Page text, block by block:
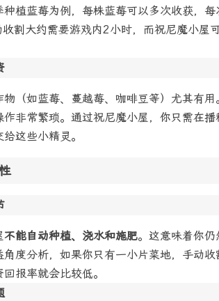
植蓝莓为例，每株蓝莓可以多次收获，
割大约需要游戏内2小时，而祝尼魔小屋
（如蓝莓、蔓越莓、咖啡豆等）尤其有
非常繁琐。通过祝尼魔小屋，你只需在播
这些小精灵。
不能自动种植、浇水和施肥。这意味着你
度分析，如果你只有一小片菜地，手动
报率就会比较低。